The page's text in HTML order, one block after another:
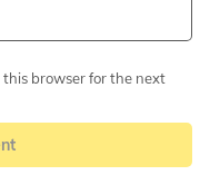
this browser for the next